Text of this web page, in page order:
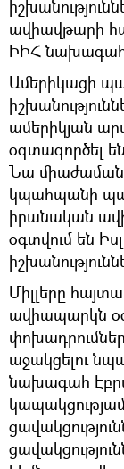
ավիավթարի
ԻԻՀ
Ամերիկացի
ամերիկյան
օգտագործել
Նա
կպահպանի
իրանական
օգտվում են
Միլլերը
ավիապարկն
աջակցելու
նախագահ